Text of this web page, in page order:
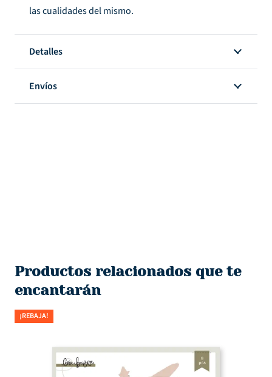
las cualidades del mismo.
Detalles
Envíos
Productos relacionados que te
encantarán
¡REBAJA!